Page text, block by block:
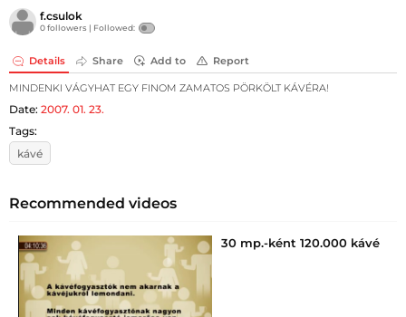
f.csulok
0 followers | Followed:
Details Share Add to Report
MINDENKI VÁGYHAT EGY FINOM ZAMATOS PÖRKÖLT KÁVÉRA!
Date: 2007. 01. 23.
Tags:
kávé
Recommended videos
30 mp.-ként 120.000 kávé